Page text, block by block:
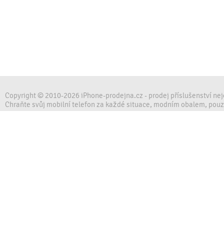
Copyright © 2010-2026 iPhone-prodejna.cz - prodej příslušenství
Chraňte svůj mobilní telefon za každé situace, modním obalem,